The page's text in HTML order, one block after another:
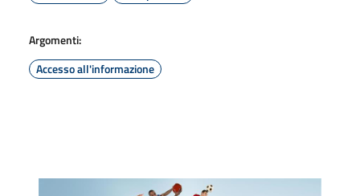
Argomenti:
Accesso all'informazione